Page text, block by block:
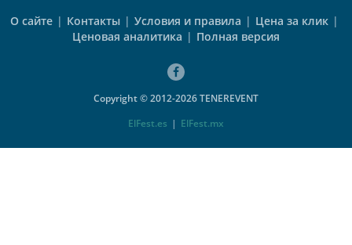
О сайте | Контакты | Условия и правила | Цена за клик |
Ценовая аналитика | Полная версия
Copyright © 2012-2026 TENEREVENT
ElFest.es | ElFest.mx